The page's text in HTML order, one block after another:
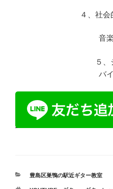
４、社会的マナ
音楽
５、ジャムセッ
バ
カ
豊島区巣鴨の駅近ギター教室